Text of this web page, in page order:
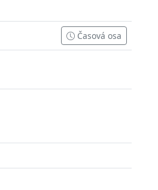
Časová osa